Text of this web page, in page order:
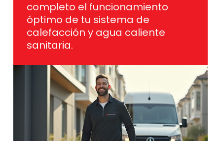
completo el funcionamiento
óptimo de tu sistema de
calefacción y agua caliente
sanitaria.